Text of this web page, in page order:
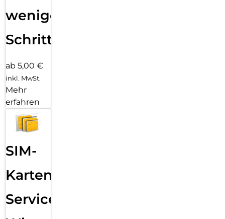
wenigen
Schritten
ab 5,00 €
inkl. MwSt.
Mehr
erfahren
SIM-
Karten
Service: